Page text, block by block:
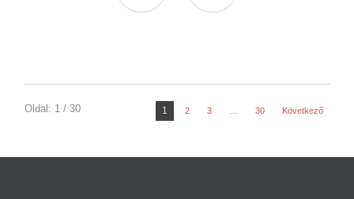
Oldal: 1 / 30 1 2 3 30 Következő